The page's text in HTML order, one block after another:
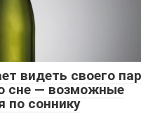
видеть своего
сне — возможные
по соннику